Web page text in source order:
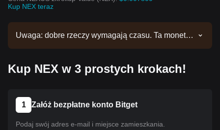
Kup NEX teraz
Uwaga: dobre rzeczy wymagają czasu. Ta moneta
notowań. Gdy będzie ona już dostępna w serwisie
przewodnik dotyczy wszystkich kryptowalut
notowanych na giełdzie Bitget.
Kup NEX w 3 prostych krokach!
1 Załóż bezpłatne konto Bitget
Podaj swój adres e-mail i miejsce zamieszkania.